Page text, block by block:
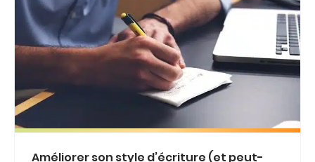
Améliorer son style d’écriture (et peut-